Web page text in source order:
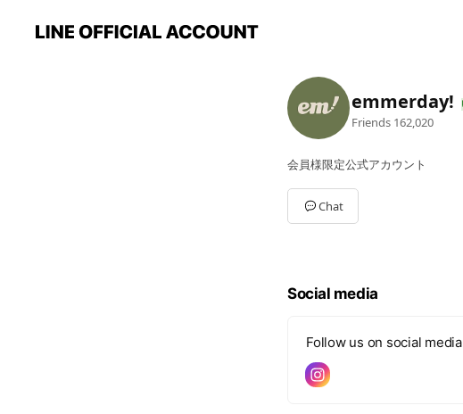
emmerday!
Friends 162,020
会員様限定公式アカウント
Chat
Social media
Follow us on social media